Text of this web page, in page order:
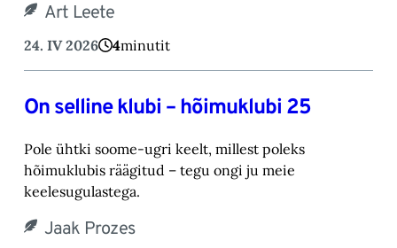
Art Leete
24. IV 2026 4minutit
On selline klubi – hõimuklubi 25
Pole ühtki soome-ugri keelt, millest poleks
hõimuklubis räägitud – tegu ongi ju meie
keelesugulastega.
Jaak Prozes